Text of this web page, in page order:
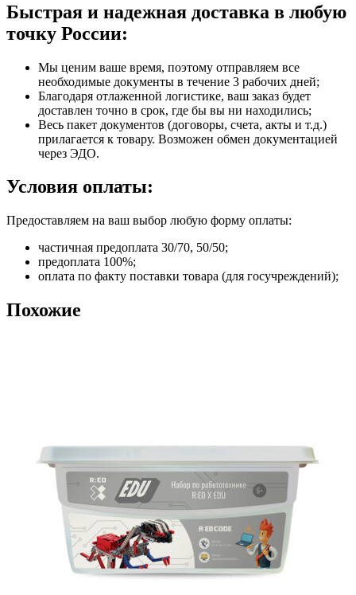
Быстрая и надежная доставка в любую
точку России:
Мы ценим ваше время, поэтому отправляем все
необходимые документы в течение 3 рабочих дней;
Благодаря отлаженной логистике, ваш заказ будет
доставлен точно в срок, где бы вы ни находились;
Весь пакет документов (договоры, счета, акты и т.д.)
прилагается к товару. Возможен обмен документацией
через ЭДО.
Условия оплаты:
Предоставляем на ваш выбор любую форму оплаты:
частичная предоплата 30/70, 50/50;
предоплата 100%;
оплата по факту поставки товара (для госучреждений);
Похожие